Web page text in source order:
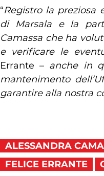
“Registro la preziosa
di Marsala e la
Camassa che ha
e verificare le
Errante – anche in
mantenimento
garantire alla nostra
ALESSANDRA
FELICE ERRANTE